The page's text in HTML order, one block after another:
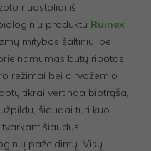
nuostoliai iš
produktu Ruinex
mitybos šaltiniu, be
būtų ribotas.
režimai bei dirvožemio
tikrai vertinga biotrąša,
šiaudai turi kuo
šiaudus
pažeidimų. Visų